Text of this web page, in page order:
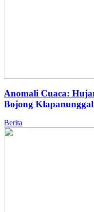
Anomali Cuaca:
Bojong
Berita